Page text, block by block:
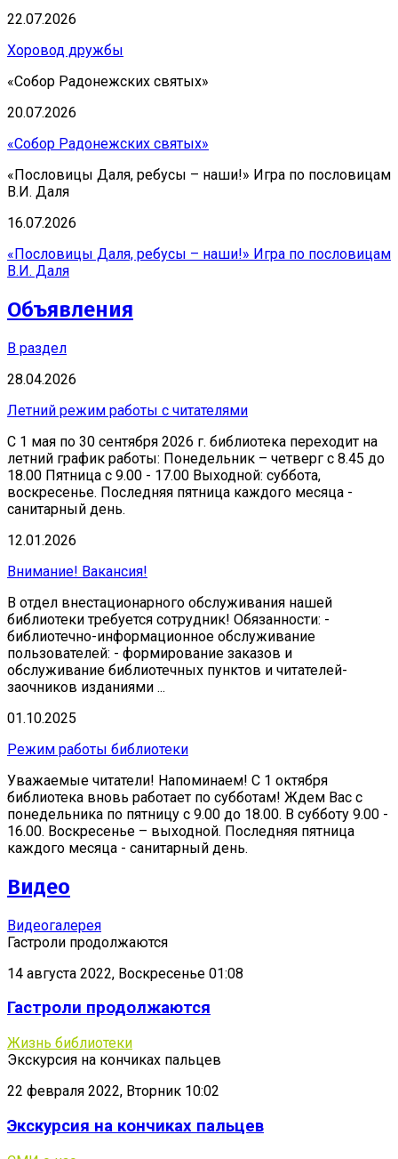
22.07.2026
Хоровод дружбы
«Собор Радонежских святых»
20.07.2026
«Собор Радонежских святых»
«Пословицы Даля, ребусы – наши!» Игра по пословицам
В.И. Даля
16.07.2026
«Пословицы Даля, ребусы – наши!» Игра по пословицам
В.И. Даля
Объявления
В раздел
28.04.2026
Летний режим работы с читателями
С 1 мая по 30 сентября 2026 г. библиотека переходит на
летний график работы: Понедельник – четверг с 8.45 до
18.00 Пятница с 9.00 - 17.00 Выходной: суббота,
воскресенье. Последняя пятница каждого месяца -
санитарный день.
12.01.2026
Внимание! Вакансия!
В отдел внестационарного обслуживания нашей
библиотеки требуется сотрудник! Обязанности: -
библиотечно-информационное обслуживание
пользователей: - формирование заказов и
обслуживание библиотечных пунктов и читателей-
заочников изданиями ...
01.10.2025
Режим работы библиотеки
Уважаемые читатели! Напоминаем! С 1 октября
библиотека вновь работает по субботам! Ждем Вас с
понедельника по пятницу с 9.00 до 18.00. В субботу 9.00 -
16.00. Воскресенье – выходной. Последняя пятница
каждого месяца - санитарный день.
Видео
Видеогалерея
Гастроли продолжаются
14 августа 2022, Воскресенье 01:08
Гастроли продолжаются
Жизнь библиотеки
Экскурсия на кончиках пальцев
22 февраля 2022, Вторник 10:02
Экскурсия на кончиках пальцев